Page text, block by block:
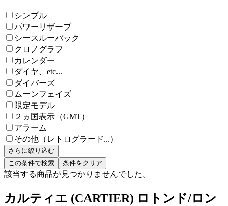
シンプル
パワーリザーブ
シースルーバック
クロノグラフ
カレンダー
ダイヤ、etc...
ダイバーズ
ムーンフェイズ
限定モデル
２ヵ国表示（GMT）
アラーム
その他（レトログラード...）
さらに絞り込む
この条件で検索
条件をクリア
該当する商品が見つかりませんでした。
カルティエ (CARTIER) ロトンド/ロン